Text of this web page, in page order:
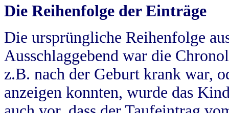
Die Reihenfolge der Einträge
Die ursprüngliche Reihenfolge
Ausschlaggebend war die
z.B. nach der Geburt krank war,
anzeigen konnten, wurde das